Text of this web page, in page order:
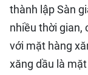
thành lập Sàn
nhiều thời gian,
với mặt hàng
xăng dầu là